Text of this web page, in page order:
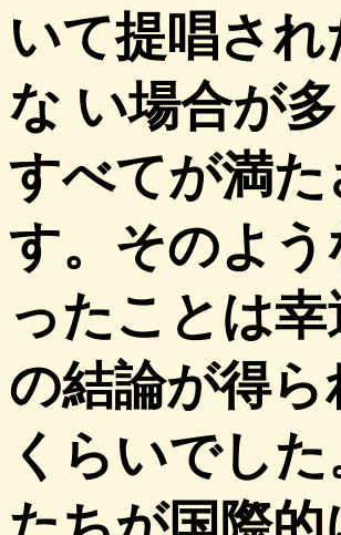
いて提唱さ
な い場合が
すべてが満
す。そのよ
ったことは
の結論が得
くらいでし